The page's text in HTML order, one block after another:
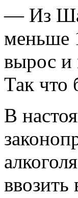
— Из
меньше
вырос и
Так что
В